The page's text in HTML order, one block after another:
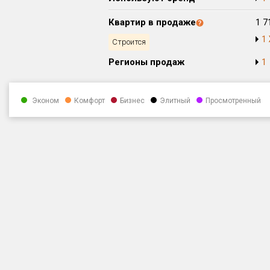
Квартир в продаже 1
Строится 1
Регионы продаж 1
Эконом Комфорт Бизнес Элитный Просмотренный